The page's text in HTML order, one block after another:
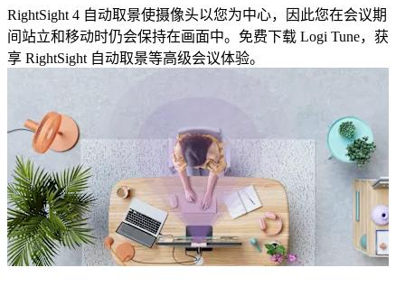
RightSight 4 自动取景使摄像头以您为中心，因此您在会议期
间站立和移动时仍会保持在画面中。免费下载 Logi Tune，获
享 RightSight 自动取景等高级会议体验。